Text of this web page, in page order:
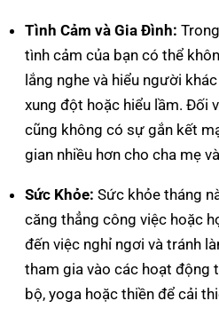
Tình Cảm và Gia Đình:
tình cảm của bạn có thể
lắng nghe và hiểu người
xung đột hoặc hiểu lầm. Đối
cũng không có sự gắn kết
gian nhiều hơn cho cha mẹ
Sức Khỏe: Sức khỏe tháng
căng thẳng công việc hoặc
đến việc nghỉ ngơi và tránh
tham gia vào các hoạt động
bộ, yoga hoặc thiền để cải